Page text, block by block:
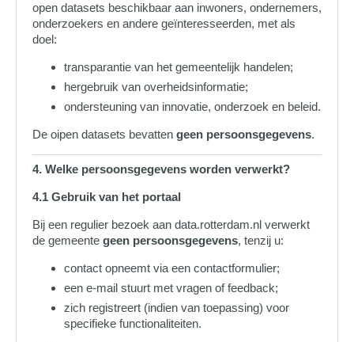
open datasets beschikbaar aan inwoners, ondernemers,
onderzoekers en andere geïnteresseerden, met als
doel:
transparantie van het gemeentelijk handelen;
hergebruik van overheidsinformatie;
ondersteuning van innovatie, onderzoek en beleid.
De oipen datasets bevatten geen persoonsgegevens.
4. Welke persoonsgegevens worden verwerkt?
4.1 Gebruik van het portaal
Bij een regulier bezoek aan data.rotterdam.nl verwerkt
de gemeente geen persoonsgegevens, tenzij u:
contact opneemt via een contactformulier;
een e‑mail stuurt met vragen of feedback;
zich registreert (indien van toepassing) voor
specifieke functionaliteiten.